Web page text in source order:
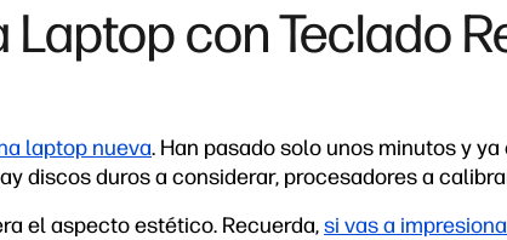
con Teclado
laptop nueva. Han pasado solo unos minutos y ya
discos duros a considerar, procesadores a
el aspecto estético. Recuerda,si vas a